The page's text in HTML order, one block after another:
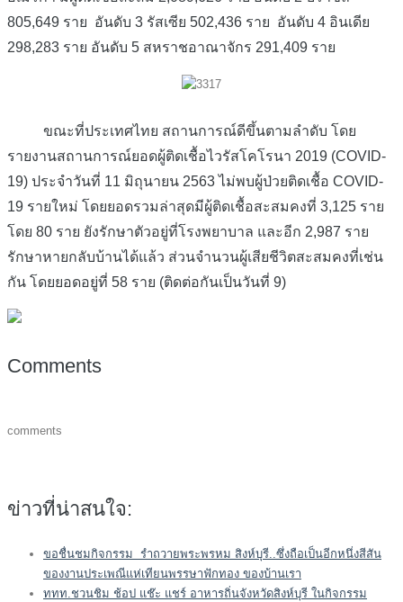
805,649 ราย อันดับ 3 รัสเซีย 502,436 ราย อันดับ 4 อินเดีย
298,283 ราย อันดับ 5 สหราชอาณาจักร 291,409 ราย
ขณะที่ประเทศไทย สถานการณ์ดีขึ้นตามลำดับ โดย
รายงานสถานการณ์ยอดผู้ติดเชื้อไวรัสโคโรนา 2019 (COVID-
19) ประจำวันที่ 11 มิถุนายน 2563 ไม่พบผู้ป่วยติดเชื้อ COVID-
19 รายใหม่ โดยยอดรวมล่าสุดมีผู้ติดเชื้อสะสมคงที่ 3,125 ราย
โดย 80 ราย ยังรักษาตัวอยู่ที่โรงพยาบาล และอีก 2,987 ราย
รักษาหายกลับบ้านได้แล้ว ส่วนจำนวนผู้เสียชีวิตสะสมคงที่เช่น
กัน โดยยอดอยู่ที่ 58 ราย (ติดต่อกันเป็นวันที่ 9)
Comments
comments
ข่าวที่น่าสนใจ:
ขอชื่นชมกิจกรรม รำถวายพระพรหม สิงห์บุรี..ซึ่งถือเป็นอีกหนึ่งสีสัน
ของงานประเพณีแห่เทียนพรรษาฟักทอง ของบ้านเรา
ททท.ชวนชิม ช้อป แช๊ะ แชร์ อาหารถิ่นจังหวัดสิงห์บุรี ในกิจกรรม